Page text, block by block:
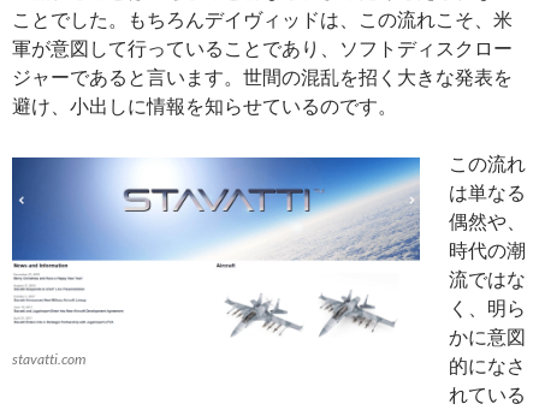
ことでした。もちろんデイヴィッドは、この流れこそ、米
軍が意図して行っていることであり、ソフトディスクロー
ジャーであると言います。世間の混乱を招く大きな発表を
避け、小出しに情報を知らせているのです。
stavatti.com
この流れ
は単なる
偶然や、
時代の潮
流ではな
く、明ら
かに意図
的になさ
れている